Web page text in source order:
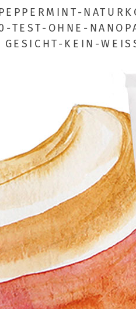
TEST-OHNE-
GESICHT-KEIN-